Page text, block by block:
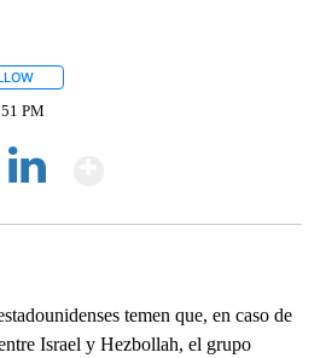
PM
temen que, en caso de
Israel y Hezbollah, el grupo